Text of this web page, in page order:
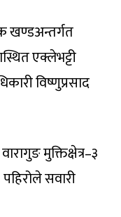
खण्डअन्तर्गत
एक्लेभट्टी
विष्णुप्रसाद
मुक्तिक्षेत्र–३
सवारी